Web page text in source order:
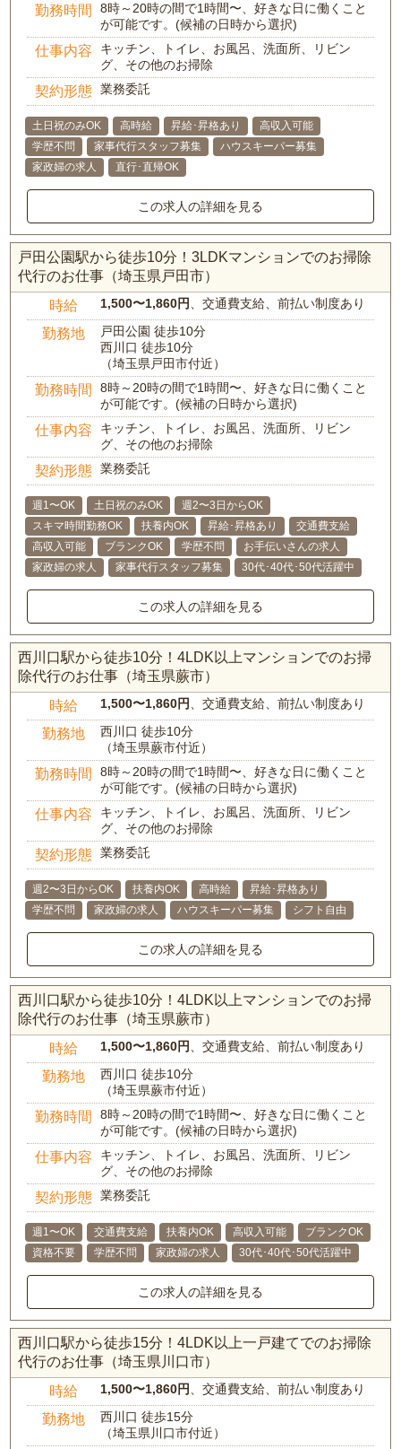
勤務時間
8時～20時の間で1時間〜、好きな日に働くこと
が可能です。(候補の日時から選択)
仕事内容
キッチン、トイレ、お風呂、洗面所、リビン
グ、その他のお掃除
契約形態 業務委託
土日祝のみOK 高時給 昇給･昇格あり
高収入可能
学歴不問
家事代行スタッフ募集
ハウスキーパー募集
家政婦の求人
直行･直帰OK
この求人の詳細を見る
戸田公園駅から徒歩10分！3LDKマンションでのお掃除
代行のお仕事（埼玉県戸田市）
時給 1,500〜1,860円、交通費支給、前払い制度あり
勤務地
戸田公園 徒歩10分
西川口 徒歩10分
（埼玉県戸田市付近）
勤務時間
8時～20時の間で1時間〜、好きな日に働くこと
が可能です。(候補の日時から選択)
仕事内容
キッチン、トイレ、お風呂、洗面所、リビン
グ、その他のお掃除
契約形態 業務委託
週1〜OK 土日祝のみOK
週2〜3日からOK
スキマ時間勤務OK
扶養内OK 昇給･昇格あり
交通費支給
高収入可能
ブランクOK 学歴不問
お手伝いさんの求人
家政婦の求人
家事代行スタッフ募集 30代･40代･50代活躍中
この求人の詳細を見る
西川口駅から徒歩10分！4LDK以上マンションでのお掃
除代行のお仕事（埼玉県蕨市）
時給 1,500〜1,860円、交通費支給、前払い制度あり
勤務地
西川口 徒歩10分
（埼玉県蕨市付近）
勤務時間
8時～20時の間で1時間〜、好きな日に働くこと
が可能です。(候補の日時から選択)
仕事内容
キッチン、トイレ、お風呂、洗面所、リビン
グ、その他のお掃除
契約形態 業務委託
週2〜3日からOK 扶養内OK 高時給
昇給･昇格あり
学歴不問
家政婦の求人 ハウスキーパー募集 シフト自由
この求人の詳細を見る
西川口駅から徒歩10分！4LDK以上マンションでのお掃
除代行のお仕事（埼玉県蕨市）
時給 1,500〜1,860円、交通費支給、前払い制度あり
勤務地
西川口 徒歩10分
（埼玉県蕨市付近）
勤務時間
8時～20時の間で1時間〜、好きな日に働くこと
が可能です。(候補の日時から選択)
仕事内容
キッチン、トイレ、お風呂、洗面所、リビン
グ、その他のお掃除
契約形態 業務委託
週1〜OK 交通費支給 扶養内OK 高収入可能
ブランクOK
資格不要
学歴不問 家政婦の求人 30代･40代･50代活躍中
この求人の詳細を見る
西川口駅から徒歩15分！4LDK以上一戸建てでのお掃除
代行のお仕事（埼玉県川口市）
時給 1,500〜1,860円、交通費支給、前払い制度あり
勤務地
西川口 徒歩15分
（埼玉県川口市付近）